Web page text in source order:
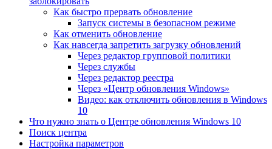
Как быстро прервать обновление
Запуск системы в безопасном режиме
Как отменить обновление
Как навсегда запретить загрузку обновлений
Через редактор групповой политики
Через службы
Через редактор реестра
Через «Центр обновления Windows»
Видео: как отключить обновления в Windows
10
Что нужно знать о Центре обновления Windows 10
Поиск центра
Настройка параметров